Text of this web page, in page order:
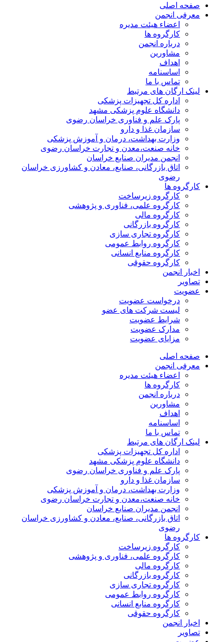
صفحه اصلی
معرفی انجمن
اعضاء هیئت مدیره
کارگروه ها
درباره انجمن
مشاورین
اهداف
اساسنامه
تماس با ما
لینک ارگان های مرتبط
اداره کل تجهیزات پزشکی
دانشگاه علوم پزشکی مشهد
پارک علم و فناوری خراسان رضوی
سازمان غذا و دارو
وزارت بهداشت، درمان و آموزش پزشکی
خانه صنعت،معدن و تجارت خراسان رضوی
انجمن مدیران صنایع خراسان
اتاق بازرگانی، صنایع، معادن و کشاورزی خراسان
رضوی
کارگروه ها
کارگروه زیرساخت
کارگروه علمی، فناوری و پژوهشی
کارگروه مالی
کارگروه بازرگانی
کارگروه تجاری سازی
کارگروه روابط عمومی
کارگروه منابع انسانی
کارگروه حقوقی
اخبار انجمن
تصاویر
عضویت
درخواست عضویت
لیست شرکت های عضو
شرایط عضویت
مدارک عضویت
مزایای عضویت
صفحه اصلی
معرفی انجمن
اعضاء هیئت مدیره
کارگروه ها
درباره انجمن
مشاورین
اهداف
اساسنامه
تماس با ما
لینک ارگان های مرتبط
اداره کل تجهیزات پزشکی
دانشگاه علوم پزشکی مشهد
پارک علم و فناوری خراسان رضوی
سازمان غذا و دارو
وزارت بهداشت، درمان و آموزش پزشکی
خانه صنعت،معدن و تجارت خراسان رضوی
انجمن مدیران صنایع خراسان
اتاق بازرگانی، صنایع، معادن و کشاورزی خراسان
رضوی
کارگروه ها
کارگروه زیرساخت
کارگروه علمی، فناوری و پژوهشی
کارگروه مالی
کارگروه بازرگانی
کارگروه تجاری سازی
کارگروه روابط عمومی
کارگروه منابع انسانی
کارگروه حقوقی
اخبار انجمن
تصاویر